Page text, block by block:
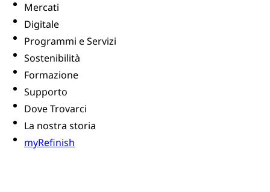
Mercati
Digitale
Programmi e Servizi
Sostenibilità
Formazione
Supporto
Dove Trovarci
La nostra storia
myRefinish